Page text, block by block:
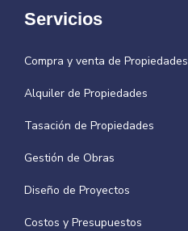
Servicios
Compra y venta de Propiedades
Alquiler de Propiedades
Tasación de Propiedades
Gestión de Obras
Diseño de Proyectos
Costos y Presupuestos